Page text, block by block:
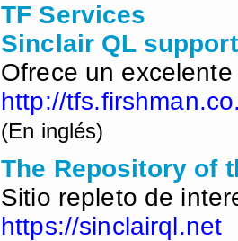
TF Services
Sinclair QL support
Ofrece un
http://
(En inglés)
The Repository of
Sitio repleto de
https://sinclairql.net